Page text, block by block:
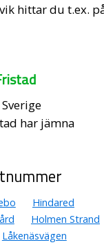
hittar du t.ex.
har jämna
Hindared
Holmen Strand
Låkenäsvägen